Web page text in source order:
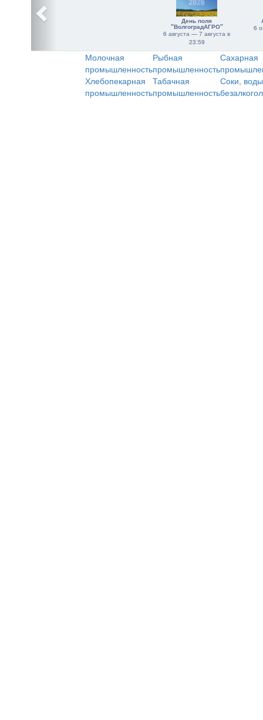
День поля
"ВолгоградАГРО"
6 августа — 7 августа в
23:59
6
Молочная
промышленность
Рыбная
промышленность
Сахарная
Хлебопекарная
промышленность
Табачная
промышленность
Соки,